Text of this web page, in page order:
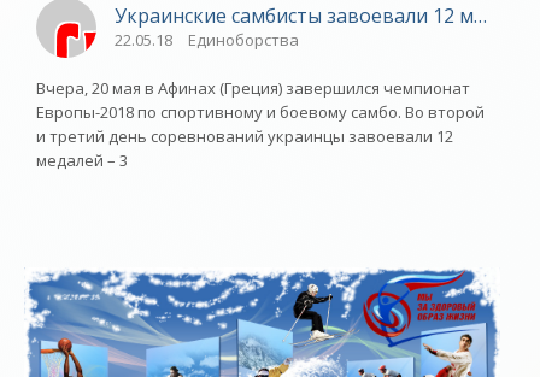
Украинские самбисты завоевали 12
22.05.18 Единоборства
Вчера, 20 мая в Афинах (Греция) завершился чемпионат
Европы-2018 по спортивному и боевому самбо. Во второй
и третий день соревнований украинцы завоевали 12
медалей – 3